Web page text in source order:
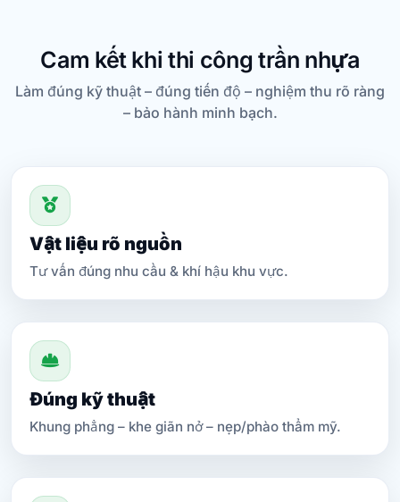
Cam kết khi thi công trần nhựa
Làm đúng kỹ thuật – đúng tiến độ – nghiệm thu rõ ràng
– bảo hành minh bạch.
Vật liệu rõ nguồn
Tư vấn đúng nhu cầu & khí hậu khu vực.
Đúng kỹ thuật
Khung phẳng – khe giãn nở – nẹp/phào thẩm mỹ.